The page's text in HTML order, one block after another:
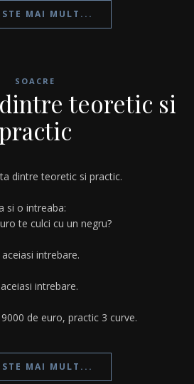
MAI MULT...
SOACRE
teoretic si
dintre teoretic si practic.
si o intreaba:
te culci cu un negru?
intrebare.
intrebare.
de euro, practic 3 curve.
MAI MULT...